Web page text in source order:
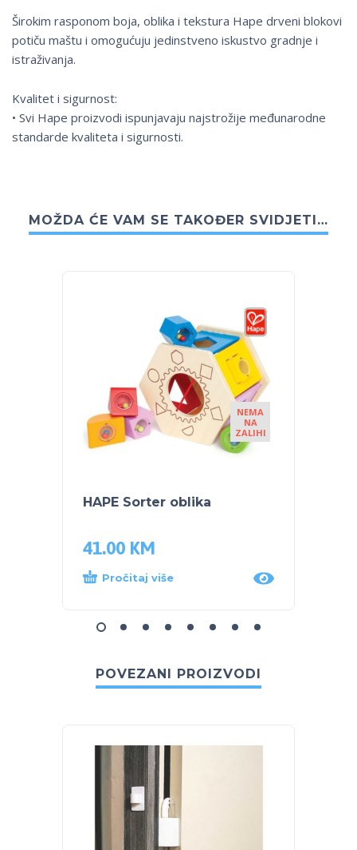
Širokim rasponom boja, oblika i tekstura Hape drveni blokovi
potiču maštu i omogućuju jedinstveno iskustvo gradnje i
istraživanja.
Kvalitet i sigurnost:
• Svi Hape proizvodi ispunjavaju najstrožije međunarodne
standarde kvaliteta i sigurnosti.
MOŽDA ĆE VAM SE TAKOĐER SVIDJETI…
NEMA
NA
ZALIHI
HAPE Sorter oblika
41.00 KM
Pročitaj više
POVEZANI PROIZVODI